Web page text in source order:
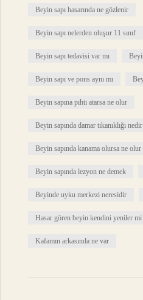
Beyin sapı hasarında ne gözlenir
Beyin sapı nelerden oluşur 11 sınıf
Beyin sapı tedavisi var mı
Beyin sapı ve pons aynı mı
Beyin sapına pıhtı atarsa ne olur
Beyin sapında damar tıkanıklığı nedir
Beyin sapında kanama olursa ne olur
Beyin sapında lezyon ne demek
Beyinde uyku merkezi neresidir
Hasar gören beyin kendini yeniler mi
Kafamın arkasında ne var